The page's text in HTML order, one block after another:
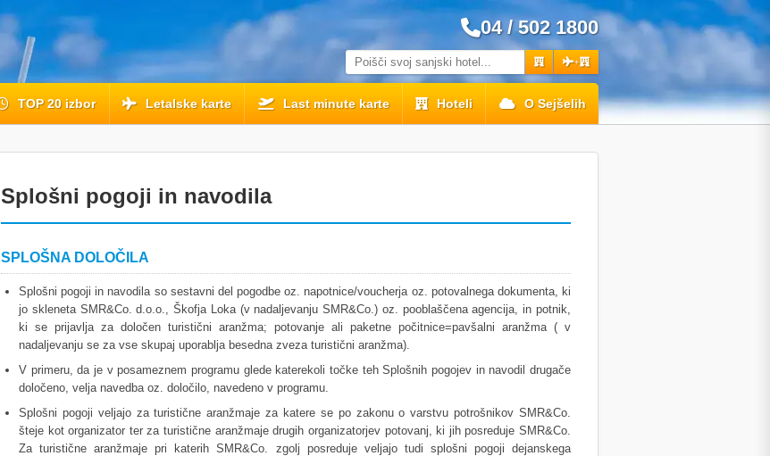
04 / 502 1800
+
TOP 20 izbor Letalske karte Last minute karte Hoteli O Sejšelih
Splošni pogoji in navodila
SPLOŠNA DOLOČILA
Splošni pogoji in navodila so sestavni del pogodbe oz. napotnice/voucherja oz. potovalnega dokumenta, ki
jo skleneta SMR&Co. d.o.o., Škofja Loka (v nadaljevanju SMR&Co.) oz. pooblaščena agencija, in potnik,
ki se prijavlja za določen turistični aranžma; potovanje ali paketne počitnice=pavšalni aranžma ( v
nadaljevanju se za vse skupaj uporablja besedna zveza turistični aranžma).
V primeru, da je v posameznem programu glede katerekoli točke teh Splošnih pogojev in navodil drugače
določeno, velja navedba oz. določilo, navedeno v programu.
Splošni pogoji veljajo za turistične aranžmaje za katere se po zakonu o varstvu potrošnikov SMR&Co.
šteje kot organizator ter za turistične aranžmaje drugih organizatorjev potovanj, ki jih posreduje SMR&Co.
Za turistične aranžmaje pri katerih SMR&Co. zgolj posreduje veljajo tudi splošni pogoji dejanskega